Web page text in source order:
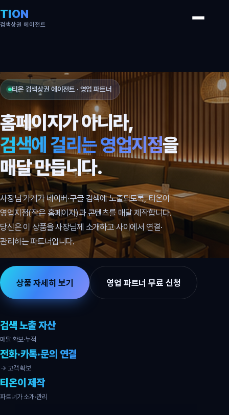
TION
검색상권 에이전트
티온 검색상권 에이전트 · 영업 파트너
홈페이지가 아니라,
검색에 걸리는 영업지점을
매달 만듭니다.
사장님 가게가 네이버·구글 검색에 노출되도록, 티온이
영업지점(작은 홈페이지)과 콘텐츠를 매달 제작합니다.
당신은 이 상품을 사장님께 소개하고 사이에서 연결·
관리하는 파트너입니다.
상품 자세히 보기 영업 파트너 무료 신청
검색 노출 자산
매달 확보·누적
전화·카톡·문의 연결
→ 고객 확보
티온이 제작
파트너가 소개·관리